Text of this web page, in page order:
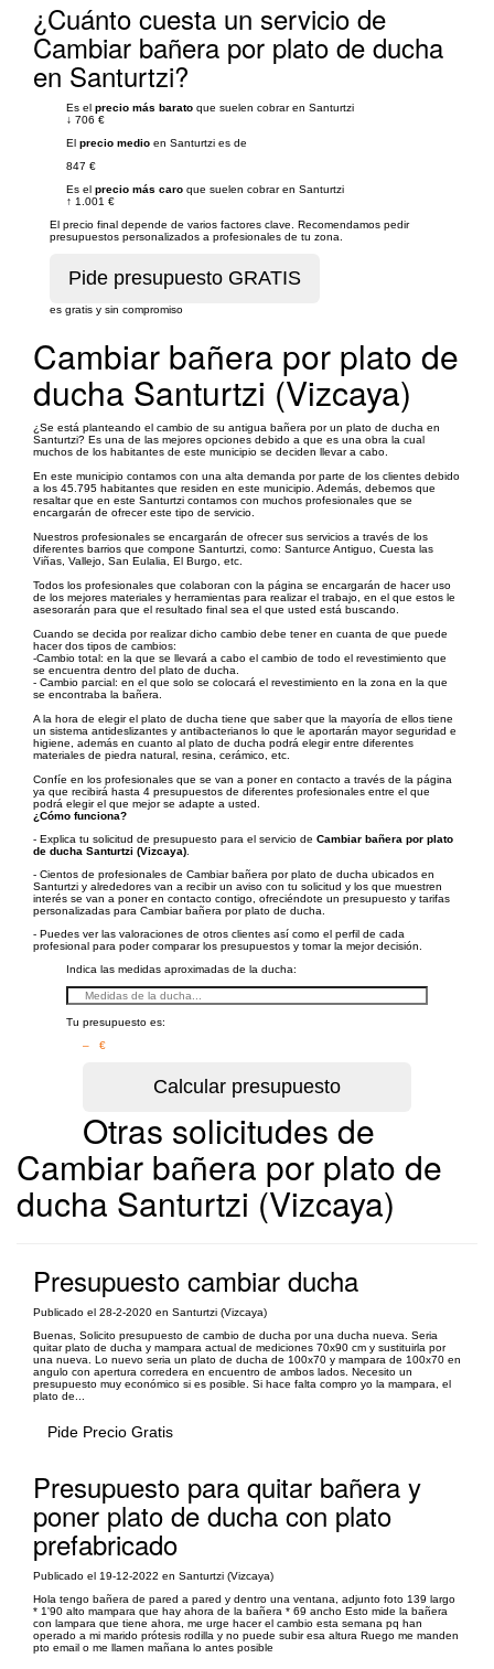
¿Cuánto cuesta un servicio de
Cambiar bañera por plato de ducha
en Santurtzi?
Es el precio más barato que suelen cobrar en Santurtzi
↓ 706 €
El precio medio en Santurtzi es de
847 €
Es el precio más caro que suelen cobrar en Santurtzi
↑ 1.001 €
El precio final depende de varios factores clave. Recomendamos pedir
presupuestos personalizados a profesionales de tu zona.
es gratis y sin compromiso
Cambiar bañera por plato de
ducha Santurtzi (Vizcaya)
¿Se está planteando el cambio de su antigua bañera por un plato de ducha en
Santurtzi? Es una de las mejores opciones debido a que es una obra la cual
muchos de los habitantes de este municipio se deciden llevar a cabo.
En este municipio contamos con una alta demanda por parte de los clientes debido
a los 45.795 habitantes que residen en este municipio. Además, debemos que
resaltar que en este Santurtzi contamos con muchos profesionales que se
encargarán de ofrecer este tipo de servicio.
Nuestros profesionales se encargarán de ofrecer sus servicios a través de los
diferentes barrios que compone Santurtzi, como: Santurce Antiguo, Cuesta las
Viñas, Vallejo, San Eulalia, El Burgo, etc.
Todos los profesionales que colaboran con la página se encargarán de hacer uso
de los mejores materiales y herramientas para realizar el trabajo, en el que estos le
asesorarán para que el resultado final sea el que usted está buscando.
Cuando se decida por realizar dicho cambio debe tener en cuanta de que puede
hacer dos tipos de cambios:
-Cambio total: en la que se llevará a cabo el cambio de todo el revestimiento que
se encuentra dentro del plato de ducha.
- Cambio parcial: en el que solo se colocará el revestimiento en la zona en la que
se encontraba la bañera.
A la hora de elegir el plato de ducha tiene que saber que la mayoría de ellos tiene
un sistema antideslizantes y antibacterianos lo que le aportarán mayor seguridad e
higiene, además en cuanto al plato de ducha podrá elegir entre diferentes
materiales de piedra natural, resina, cerámico, etc.
Confíe en los profesionales que se van a poner en contacto a través de la página
ya que recibirá hasta 4 presupuestos de diferentes profesionales entre el que
podrá elegir el que mejor se adapte a usted.
¿Cómo funciona?
- Explica tu solicitud de presupuesto para el servicio de Cambiar bañera por plato
de ducha Santurtzi (Vizcaya)
- Cientos de profesionales de Cambiar bañera por plato de ducha ubicados en
Santurtzi y alrededores van a recibir un aviso con tu solicitud y los que muestren
interés se van a poner en contacto contigo, ofreciéndote un presupuesto y tarifas
personalizadas para Cambiar bañera por plato de ducha.
- Puedes ver las valoraciones de otros clientes así como el perfil de cada
profesional para poder comparar los presupuestos y tomar la mejor decisión.
Indica las medidas aproximadas de la ducha:
Tu presupuesto es:
– €
Otras solicitudes de
Cambiar bañera por plato de
ducha Santurtzi (Vizcaya)
Presupuesto cambiar ducha
Publicado el 28-2-2020 en Santurtzi (Vizcaya)
Buenas, Solicito presupuesto de cambio de ducha por una ducha nueva. Seria
quitar plato de ducha y mampara actual de mediciones 70x90 cm y sustituirla por
una nueva. Lo nuevo seria un plato de ducha de 100x70 y mampara de 100x70 en
angulo con apertura corredera en encuentro de ambos lados. Necesito un
presupuesto muy económico si es posible. Si hace falta compro yo la mampara, el
plato de...
Pide Precio Gratis
Presupuesto para quitar bañera y
poner plato de ducha con plato
prefabricado
Publicado el 19-12-2022 en Santurtzi (Vizcaya)
Hola tengo bañera de pared a pared y dentro una ventana, adjunto foto 139 largo
* 1'90 alto mampara que hay ahora de la bañera * 69 ancho Esto mide la bañera
con lampara que tiene ahora, me urge hacer el cambio esta semana pq han
operado a mi marido prótesis rodilla y no puede subir esa altura Ruego me manden
pto email o me llamen mañana lo antes posible